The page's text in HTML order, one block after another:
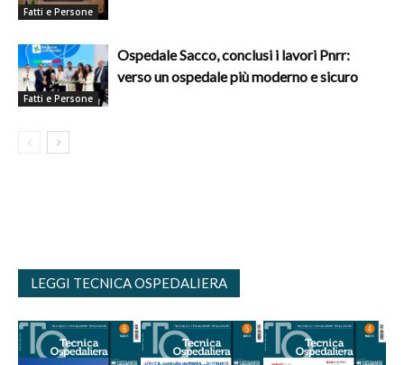
Fatti e Persone
Fatti e Persone
Ospedale Sacco, conclusi i lavori Pnrr:
verso un ospedale più moderno e sicuro
LEGGI TECNICA OSPEDALIERA